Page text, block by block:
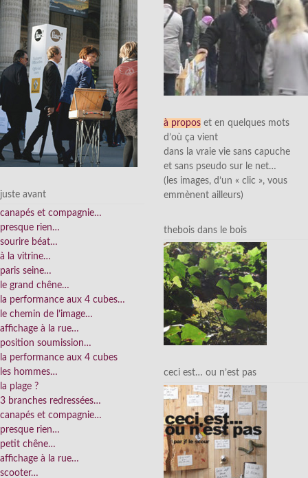
juste avant
canapés et compagnie…
presque rien…
sourire béat…
à la vitrine…
paris seine…
le grand chêne…
la performance aux 4 cubes…
le chemin de l’image…
affichage à la rue…
position soumission…
la performance aux 4 cubes
les hommes…
la plage ?
3 branches redressées…
canapés et compagnie…
presque rien…
petit chêne…
affichage à la rue…
scooter…
à propos et en quelques mots
d’où ça vient
dans la vraie vie sans capuche
et sans pseudo sur le net…
(les images, d’un « clic », vous
emmènent ailleurs)
thebois dans le bois
ceci est… ou n’est pas